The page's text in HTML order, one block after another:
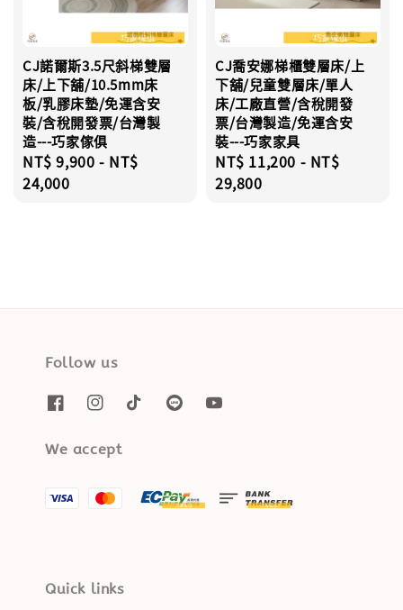
CJ諾爾斯3.5尺斜梯雙層
床/上下舖/10.5mm床
板/乳膠床墊/免運含安
裝/含稅開發票/台灣製
造---巧家傢俱
Regular
price
NT$ 9,900 - NT$
24,000
CJ喬安娜梯櫃雙層床/上
下舖/兒童雙層床/單人
床/工廠直營/含稅開發
票/台灣製造/免運含安
裝---巧家家具
Regular
price
NT$ 11,200 - NT$
29,800
Follow us
We accept
Quick links